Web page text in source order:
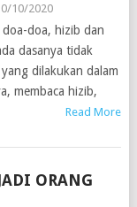
10/2020
doa, hizib dan
dasanya tidak
dilakukan dalam
membaca hizib,
Read More
ORANG